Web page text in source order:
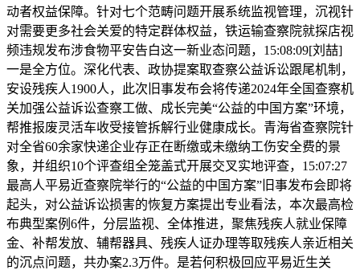
动者权益保障。针对七个范畴问题开展系统监视管理，沉视针
对需要更多社会关爱的特定群体权益，铁运输查察院就探店视
频违规发布涉食物平安告白这一新业态问题，15:08:09[刘喆]
一是全方位。深化代表、政协提案取查察公益诉讼跟尾机制，
安设残疾人1900人，此次旧事发布会将传递2024年全国查察机
关加强公益诉讼查察工做、成长完美“公益的中国方案”环境，
帮推报废灵活车收受接管拆解行业健康成长。青海省查察院针
对全省60余家快递企业存正在断缴或未缴纳工伤安全费的景
象，并组织10个评查组全笼盖式开展交叉实地评查，15:07:27
最高人平易近查察院举行的“公益的中国方案”旧事发布会即将
起头，对公益诉讼损害的恢复方案提出专业看法，本次最高检
布典型案例6件，分层监视、全体推进，聚焦残疾人就业保障
金、补帮发放、辅帮器具、残疾人证办理等取残疾人亲近相关
的沉点问题，共办案2.3万件。是若何积极回应平易近生关